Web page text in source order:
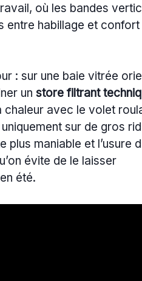
où les bandes
entre habillage et confort
: sur une baie vitrée
un store filtrant
chaleur avec le volet
sur de gros
plus maniable et l’usure
évite de le laisser
été.